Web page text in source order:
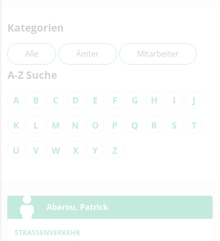
Kategorien
Alle Ämter Mitarbeiter
A-Z Suche
A B C D E F G H I J
K L M N O P Q R S T
U V W X Y Z
Abarou, Patrick
STRASSENVERKEHR